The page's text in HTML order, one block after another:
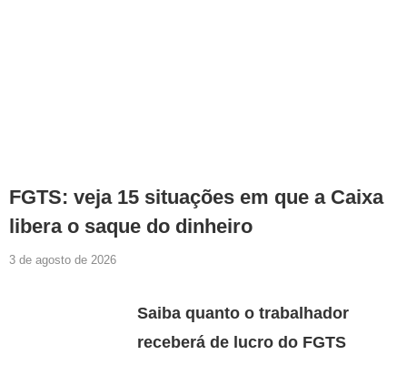
FGTS: veja 15 situações em que a Caixa
libera o saque do dinheiro
3 de agosto de 2026
Saiba quanto o trabalhador
receberá de lucro do FGTS